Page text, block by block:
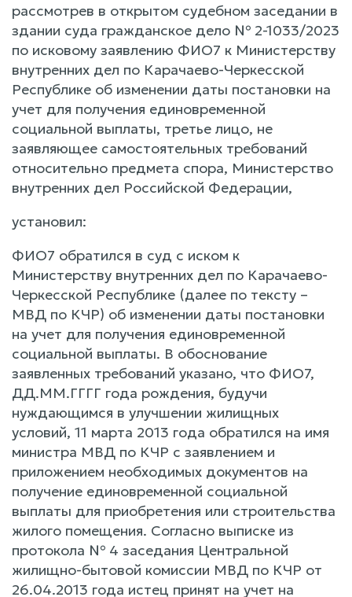
рассмотрев в открытом судебном заседании в
здании суда гражданское дело № 2-1033/2023
по исковому заявлению ФИО7 к Министерству
внутренних дел по Карачаево-Черкесской
Республике об изменении даты постановки на
учет для получения единовременной
социальной выплаты, третье лицо, не
заявляющее самостоятельных требований
относительно предмета спора, Министерство
внутренних дел Российской Федерации,
установил:
ФИО7 обратился в суд с иском к
Министерству внутренних дел по Карачаево-
Черкесской Республике (далее по тексту –
МВД по КЧР) об изменении даты постановки
на учет для получения единовременной
социальной выплаты. В обоснование
заявленных требований указано, что ФИО7,
ДД.ММ.ГГГГ года рождения, будучи
нуждающимся в улучшении жилищных
условий, 11 марта 2013 года обратился на имя
министра МВД по КЧР с заявлением и
приложением необходимых документов на
получение единовременной социальной
выплаты для приобретения или строительства
жилого помещения. Согласно выписке из
протокола № 4 заседания Центральной
жилищно-бытовой комиссии МВД по КЧР от
26.04.2013 года истец принят на учет на